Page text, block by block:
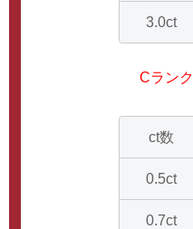
3.0ct
Cランク
ct数
0.5ct
0.7ct